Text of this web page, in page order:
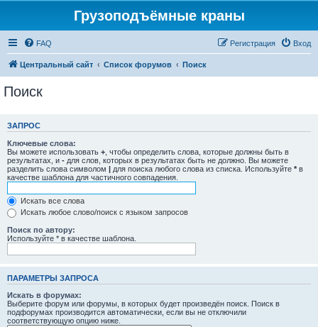
Грузоподъёмные краны
FAQ Вход
Регистрация
Центральный сайт Список форумов Поиск
Поиск
ЗАПРОС
Ключевые слова:
Вы можете использовать + , чтобы определить слова, которые должны быть в
результатах, и - для слов, которых в результатах быть не должно. Вы можете
разделить слова символом | для поиска любого слова из списка. Используйте * в
качестве шаблона для частичного совпадения.
Искать все слова
Искать любое слово/поиск с языком запросов
Поиск по автору:
Используйте * в качестве шаблона.
ПАРАМЕТРЫ ЗАПРОСА
Искать в форумах:
Выберите форум или форумы, в которых будет произведён поиск. Поиск в
подфорумах производится автоматически, если вы не отключили
соответствующую опцию ниже.